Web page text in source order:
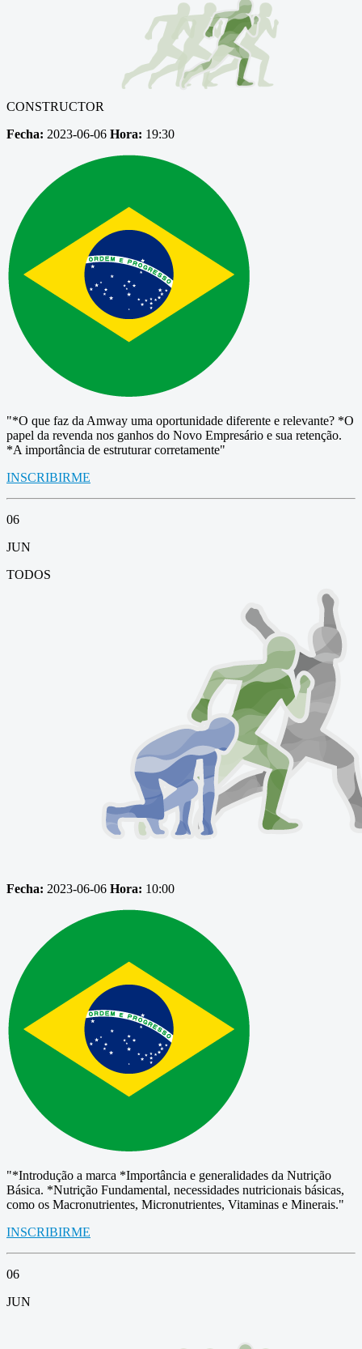
CONSTRUCTOR
Fecha: 2023-06-06 Hora: 19:30
"*O que faz da Amway uma oportunidade diferente e relevante? *O
papel da revenda nos ganhos do Novo Empresário e sua retenção.
*A importância de estruturar corretamente"
INSCRIBIRME
06
JUN
TODOS
Fecha: 2023-06-06 Hora: 10:00
"*Introdução a marca *Importância e generalidades da Nutrição
Básica. *Nutrição Fundamental, necessidades nutricionais básicas,
como os Macronutrientes, Micronutrientes, Vitaminas e Minerais."
INSCRIBIRME
06
JUN